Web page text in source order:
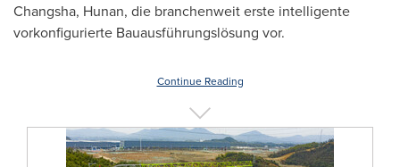
Changsha, Hunan, die branchenweit erste intelligente
vorkonfigurierte Bauausführungslösung vor.
Continue Reading